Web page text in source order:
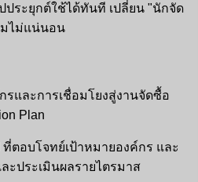
ประยุกต์ใช้ได้ทันที เปลี่ยน "นักจัด
มไม่แน่นอน
รและการเชื่อมโยงสู่งานจัดซื้อ
Plan
ตอบโจทย์เป้าหมายองค์กร และ
ะประเมินผลรายไตรมาส